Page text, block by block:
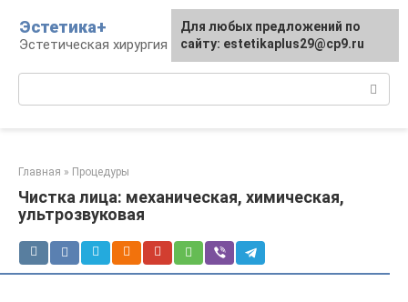
контенту
Эстетика+
Эстетическая хирургия и косметология
Главная » Процедуры
Чистка лица: механическая, химическая,
ультрозвуковая
Для любых предложений по
сайту: estetikaplus29@cp9.ru